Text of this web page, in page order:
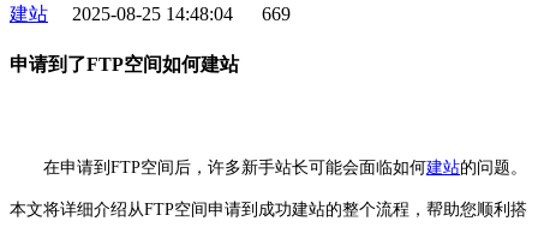
建站 2025-08-25 14:48:04 669
申请到了FTP空间如何建站
在申请到FTP空间后，许多新手站长可能会面临如何建站的问题。
本文将详细介绍从FTP空间申请到成功建站的整个流程，帮助您顺利搭